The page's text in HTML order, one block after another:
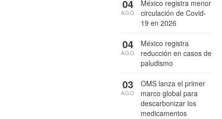
México registra menor
circulación de Covid-
19 en 2026
04
AGO
México registra
reducción en casos de
paludismo
04
AGO
OMS lanza el primer
marco global para
descarbonizar los
medicamentos
03
AGO